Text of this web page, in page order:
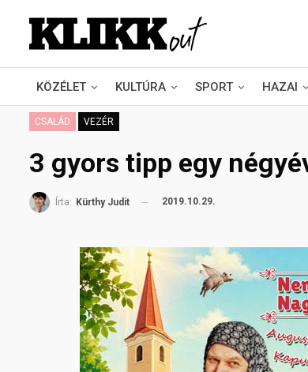
KÖZÉLET KULTÚRA SPORT HAZAI
CSALÁD VEZÉR
3 gyors tipp egy
Írta: Kürthy Judit 2019.10.29.